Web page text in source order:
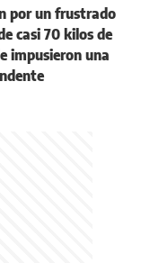
por un frustrado
casi 70 kilos de
impusieron una